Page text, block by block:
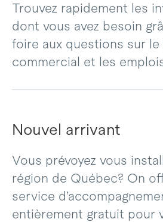
Trouvez rapidement les
dont vous avez besoin
foire aux questions sur le
commercial et les
Nouvel arrivant
Vous prévoyez vous
région de Québec? On
service
entièrement gratuit pour